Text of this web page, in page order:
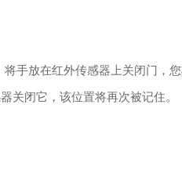
将手放在红外传感器上关闭门，
关闭它，该位置将再次被记住。